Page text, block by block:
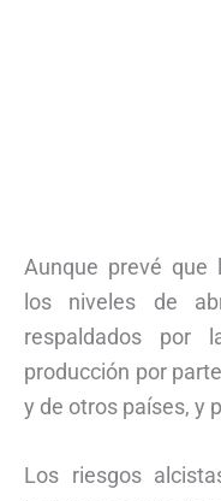
Aunque prevé que
los niveles de
respaldados por
producción por
y de otros países, y
Los riesgos